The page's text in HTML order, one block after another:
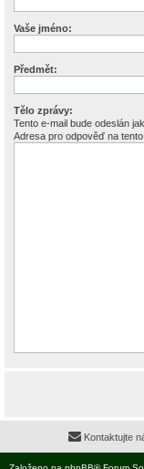
Vaše jméno:
Předmět:
Tělo zprávy:
Tento e-mail bude odeslán
Adresa pro odpověď na
Kontaktujte